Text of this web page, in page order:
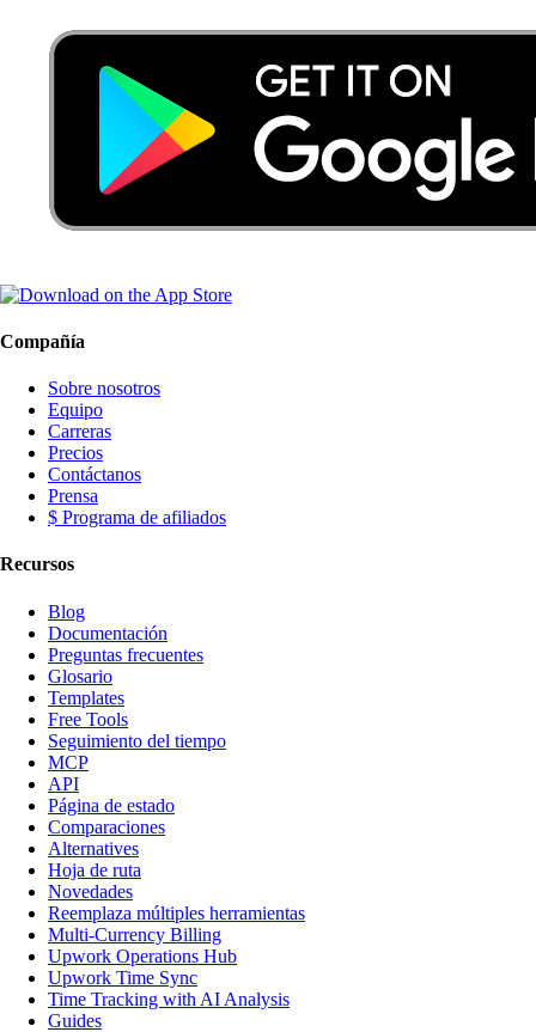
Compañía
Sobre nosotros
Equipo
Carreras
Precios
Contáctanos
Prensa
$ Programa de afiliados
Recursos
Blog
Documentación
Preguntas frecuentes
Glosario
Templates
Free Tools
Seguimiento del tiempo
MCP
API
Página de estado
Comparaciones
Alternatives
Hoja de ruta
Novedades
Reemplaza múltiples herramientas
Multi-Currency Billing
Upwork Operations Hub
Upwork Time Sync
Time Tracking with AI Analysis
Guides